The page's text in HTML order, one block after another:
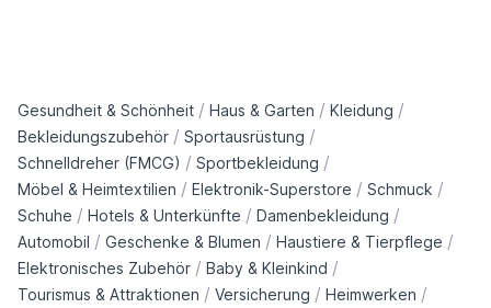
Gesundheit & Schönheit / Haus & Garten / Kleidung /
Bekleidungszubehör / Sportausrüstung /
Schnelldreher (FMCG) / Sportbekleidung /
Möbel & Heimtextilien / Elektronik-Superstore / Schmuck /
Schuhe / Hotels & Unterkünfte / Damenbekleidung /
Automobil / Geschenke & Blumen / Haustiere & Tierpflege /
Elektronisches Zubehör / Baby & Kleinkind /
Tourismus & Attraktionen / Versicherung / Heimwerken /